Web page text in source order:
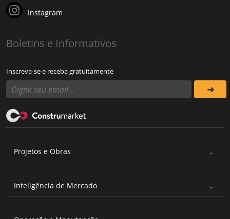
Instagram
Boletins e Informativos
Inscreva-se e receba gratuitamente
Projetos e Obras
Inteligência de Mercado